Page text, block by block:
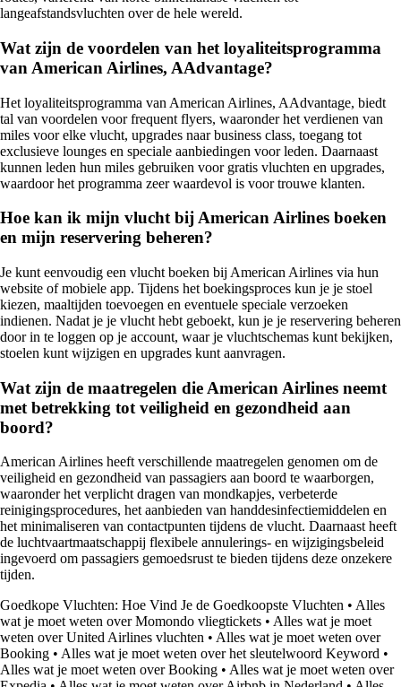
langeafstandsvluchten over de hele wereld.
Wat zijn de voordelen van het loyaliteitsprogramma
van American Airlines, AAdvantage?
Het loyaliteitsprogramma van American Airlines, AAdvantage, biedt
tal van voordelen voor frequent flyers, waaronder het verdienen van
miles voor elke vlucht, upgrades naar business class, toegang tot
exclusieve lounges en speciale aanbiedingen voor leden. Daarnaast
kunnen leden hun miles gebruiken voor gratis vluchten en upgrades,
waardoor het programma zeer waardevol is voor trouwe klanten.
Hoe kan ik mijn vlucht bij American Airlines boeken
en mijn reservering beheren?
Je kunt eenvoudig een vlucht boeken bij American Airlines via hun
website of mobiele app. Tijdens het boekingsproces kun je je stoel
kiezen, maaltijden toevoegen en eventuele speciale verzoeken
indienen. Nadat je je vlucht hebt geboekt, kun je je reservering beheren
door in te loggen op je account, waar je vluchtschemas kunt bekijken,
stoelen kunt wijzigen en upgrades kunt aanvragen.
Wat zijn de maatregelen die American Airlines neemt
met betrekking tot veiligheid en gezondheid aan
boord?
American Airlines heeft verschillende maatregelen genomen om de
veiligheid en gezondheid van passagiers aan boord te waarborgen,
waaronder het verplicht dragen van mondkapjes, verbeterde
reinigingsprocedures, het aanbieden van handdesinfectiemiddelen en
het minimaliseren van contactpunten tijdens de vlucht. Daarnaast heeft
de luchtvaartmaatschappij flexibele annulerings- en wijzigingsbeleid
ingevoerd om passagiers gemoedsrust te bieden tijdens deze onzekere
tijden.
Goedkope Vluchten: Hoe Vind Je de Goedkoopste Vluchten • Alles
wat je moet weten over Momondo vliegtickets • Alles wat je moet
weten over United Airlines vluchten • Alles wat je moet weten over
Booking • Alles wat je moet weten over het sleutelwoord Keyword •
Alles wat je moet weten over Booking • Alles wat je moet weten over